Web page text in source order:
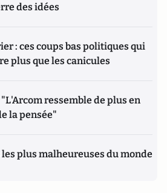
des idées
: ces coups bas politiques qui
plus que les canicules
ressemble de plus en
la pensée"
plus malheureuses du monde